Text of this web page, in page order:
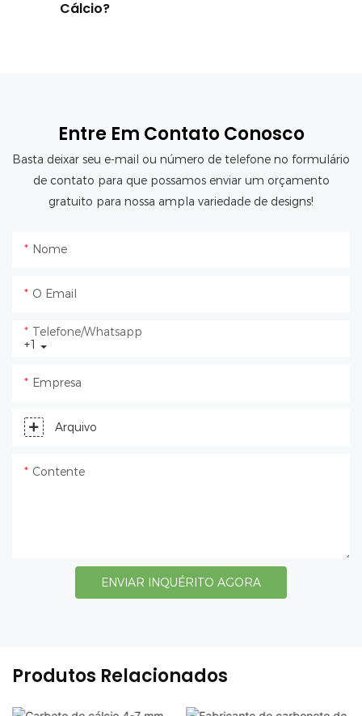
Cálcio?
Entre Em Contato Conosco
Basta deixar seu e-mail ou número de telefone no formulário
de contato para que possamos enviar um orçamento
gratuito para nossa ampla variedade de designs!
Nome
O Email
+1
Telefone/whatsapp
Empresa
Arquivo
Contente
ENVIAR INQUÉRITO AGORA
Produtos Relacionados